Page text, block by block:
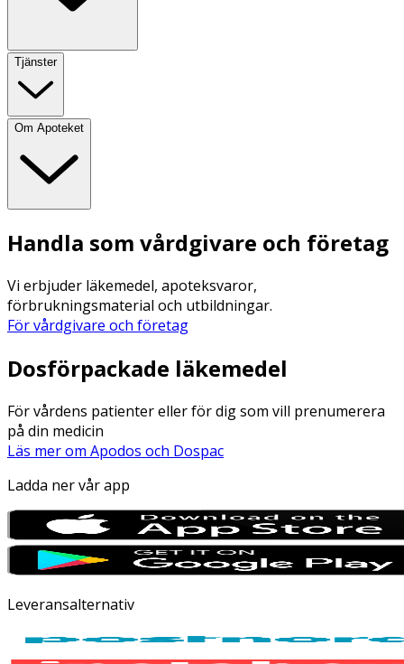
Tjänster
Om Apoteket
Handla som vårdgivare och företag
Vi erbjuder läkemedel, apoteksvaror,
förbrukningsmaterial och utbildningar.
För vårdgivare och företag
Dosförpackade läkemedel
För vårdens patienter eller för dig som vill prenumerera
på din medicin
Läs mer om Apodos och Dospac
Ladda ner vår app
Leveransalternativ